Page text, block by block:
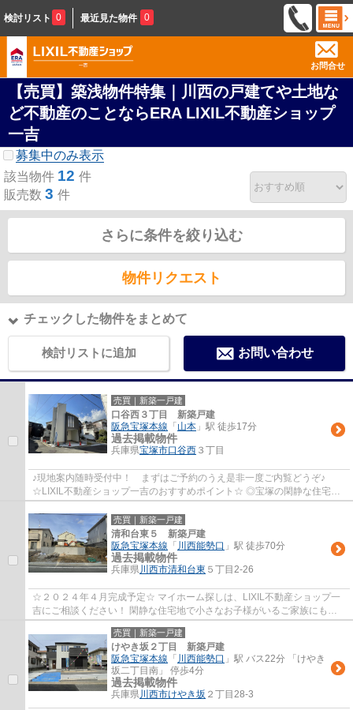
検討リスト 0 最近見た物件 0
お問合せ
【売買】築浅物件特集｜川西の戸建てや土地な
ど不動産のことならERA LIXIL不動産ショップ
一吉
募集中のみ表示
該当物件 12 件
販売数 3 件
さらに条件を絞り込む
物件リクエスト
チェックした物件をまとめて
検討リストに追加 お問い合わせ
売買｜新築一戸建
口谷西３丁目 新築戸建
阪急宝塚本線 「 山本 」駅 徒歩17分
過去掲載物件
兵庫県宝塚市口谷西 ３丁目
♪現地案内随時受付中！ まずはご予約のうえ是非一度ご内覧どうぞ♪
☆LIXIL不動産ショップ一吉のおすすめポイント☆ ◎宝塚の閑静な住宅地
の角地に３階建て新築戸建て！！ ◎リビングには...
売買｜新築一戸建
清和台東５ 新築戸建
阪急宝塚本線 「 川西能勢口 」駅 徒歩70分
過去掲載物件
兵庫県川西市清和台東 ５丁目2-26
☆２０２４年４月完成予定☆ マイホーム探しは、LIXIL不動産ショップ一
吉にご相談ください！ 閑静な住宅地で小さなお子様がいるご家族にも安
心♪
売買｜新築一戸建
けやき坂２丁目 新築戸建
阪急宝塚本線 「 川西能勢口 」駅 バス22分 「けやき
坂二丁目南」 停歩4分
過去掲載物件
兵庫県川西市けやき坂 ２丁目28-3